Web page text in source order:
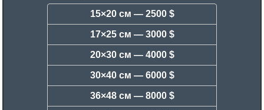
15×20 см — 2500 $
17×25 см — 3000 $
20×30 см — 4000 $
30×40 см — 6000 $
36×48 см — 8000 $